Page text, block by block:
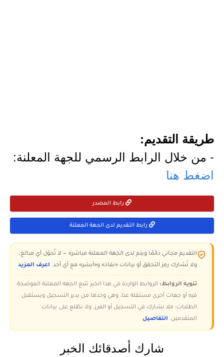
طريقة التقديم:
- من خلال الرابط الرسمي للجهة المعلنة:
اضغط هنا
رابط المصدر
رابط التقديم لدى الجهة المعلنة
التقديم مجاني دائمًا ويتم لدى الجهة المعلنة مباشرة — لا تُحوّل أي مبالغ،
ولا تُشارك رمز التحقق أو بيانات «نفاذ» و«أبشر» مع أي أحد. اعرف المزيد
تنويه الروابط: الروابط الواردة في هذا الخبر تتبع الجهة المعلنة الموضحة
فيه أو جهات أخرى مستقلة عنا، وهي وحدها من يدير التسجيل ويستقبل
الطلبات؛ فلا نشارك في التسجيل أو الفرز، ولا نطّلع على بيانات
المتقدمين. التفاصيل
شارك أصدقائك الخبر